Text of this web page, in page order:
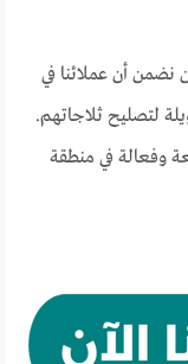
نضمن أن عملائنا في
لتصليح ثلاجاتهم.
وفعالة في منطقة